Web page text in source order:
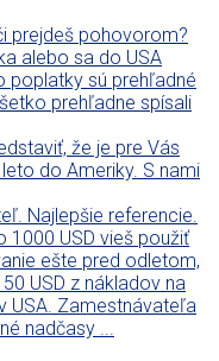
prejdeš pohovorom?
alebo sa do USA
poplatky sú prehľadné
prehľadne spísali
že je pre Vás
do Ameriky. S nami
Najlepšie referencie.
1000 USD vieš použiť
ešte pred odletom,
USD z nákladov na
USA. Zamestnávateľa
nadčasy ...